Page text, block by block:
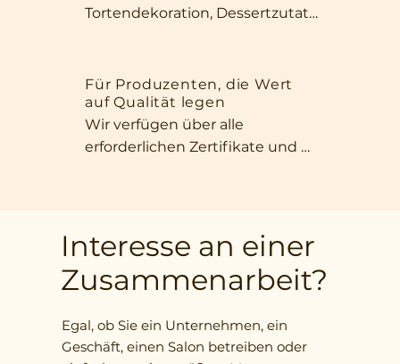
für zwischendurch oder für
Tortendekoration, Dessertzutat
ansprechendes Aussehen und
ihre natürliche Süße machen
unsere Früchte unverzichtbar in
jeder Küche, die Wert auf
Für Produzenten, die Wert
auf Qualität legen
Wir verfügen über alle
erforderlichen Zertifikate und
Produktformen – von ganzen
Früchten über Scheiben bis hin
zu fein gehackten Zutaten –
Interesse an einer
Zusammenarbeit?
Egal, ob Sie ein Unternehmen, ein
Geschäft, einen Salon betreiben oder